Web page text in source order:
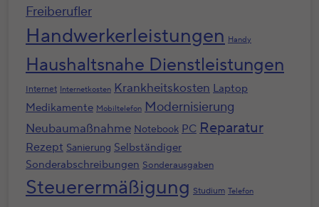
Freiberufler
Handwerkerleistungen Handy
Haushaltsnahe Dienstleistungen
Internet Internetkosten Krankheitskosten Laptop
Medikamente Mobiltelefon Modernisierung
Neubaumaßnahme Notebook PC Reparatur
Rezept Sanierung Selbständiger
Sonderabschreibungen Sonderausgaben
Steuerermäßigung Studium Telefon